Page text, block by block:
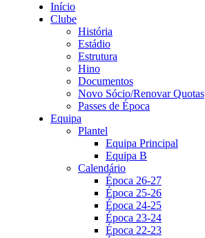
Início
Clube
História
Estádio
Estrutura
Hino
Documentos
Novo Sócio/Renovar Quotas
Passes de Época
Equipa
Plantel
Equipa Principal
Equipa B
Calendário
Época 26-27
Época 25-26
Época 24-25
Época 23-24
Época 22-23